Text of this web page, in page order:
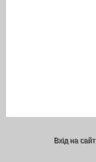
Вхід на сайт